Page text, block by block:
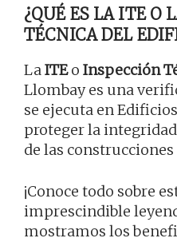
¿QUÉ ES LA ITE O
TÉCNICA DEL
LaITEo Inspección
Llombay es una
se ejecuta en
proteger la
de las
¡Conoce todo sobre
imprescindible
mostramos los